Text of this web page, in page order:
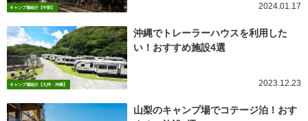
キャンプ場紹介【中部】 2024.01.17
キャンプ場紹介【九州・沖縄】
沖縄でトレーラーハウスを利用した
い！おすすめ施設4選
2023.12.23
山梨のキャンプ場でコテージ泊！おす